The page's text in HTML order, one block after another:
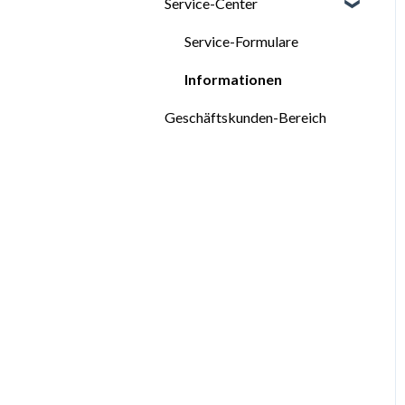
Videos: Tapezieren
Technische Merkblätter
Terrastone
Technische Merkblätter
Service-Formulare
Informationen
Geschäftskunden-Bereich